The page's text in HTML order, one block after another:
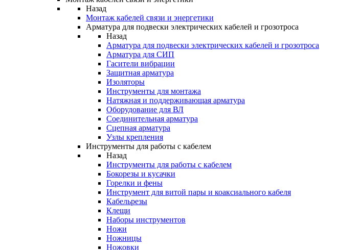
Назад
Монтаж кабелей связи и энергетики
Арматура для подвески электрических кабелей и грозотроса
Назад
Арматура для подвески электрических кабелей и грозотроса
Арматура для СИП
Гасители вибрации
Защитная арматура
Изоляторы
Инструменты для монтажа
Натяжная и поддерживающая арматура
Оборудование для ВЛ
Соединительная арматура
Сцепная арматура
Узлы крепления
Инструменты для работы с кабелем
Назад
Инструменты для работы с кабелем
Бокорезы и кусачки
Горелки и фены
Инструмент для витой пары и коаксиального кабеля
Кабельрезы
Клещи
Наборы инструментов
Ножи
Ножницы
Ножовки